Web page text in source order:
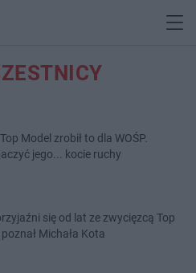
Model zrobił to dla WOŚP.
jego... kocie ruchy
się od lat ze zwycięzcą Top
Michała Kota